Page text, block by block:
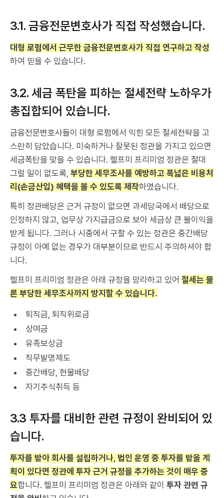
3.1. 금융전문변호사가 직접 작성했습니다.
대형 로펌에서 근무한 금융전문변호사가 직접 연구하고 작성
하여 믿을 수 있습니다.
3.2. 세금 폭탄을 피하는 절세전략 노하우가
총집합되어 있습니다.
금융전문변호사들이 대형 로펌에서 익힌 모든 절세전략을 고
스란히 담았습니다. 미숙하거나 잘못된 정관을 가지고 있으면
세금폭탄을 맞을 수 있습니다. 헬프미 프리미엄 정관은 절대
그럴 일이 없도록, 부당한 세무조사를 예방하고 폭넓은 비용처
리(손금산입) 혜택을 볼 수 있도록 제작하였습니다.
특히 정관배당은 근거 규정이 없으면 과세당국에서 배당으로
인정하지 않고, 업무상 가지급금으로 보아 세금상 큰 불이익을
받게 됩니다. 그러나 시중에서 구할 수 있는 정관은 중간배당
규정이 아예 없는 경우가 대부분이므로 반드시 주의하셔야 합
니다.
헬프미 프리미엄 정관은 아래 규정을 망라하고 있어 절세는 물
론 부당한 세무조사까지 방지할 수 있습니다.
퇴직금, 퇴직위로금
상여금
유족보상금
직무발명제도
중간배당, 현물배당
자기주식취득 등
3.3 투자를 대비한 관련 규정이 완비되어 있
습니다.
투자를 받아 회사를 설립하거나, 법인 운영 중 투자를 받을 계
획이 있다면 정관에 투자 근거 규정을 추가하는 것이 매우 중
요합니다. 헬프미 프리미엄 정관은 아래와 같이 투자 관련 규